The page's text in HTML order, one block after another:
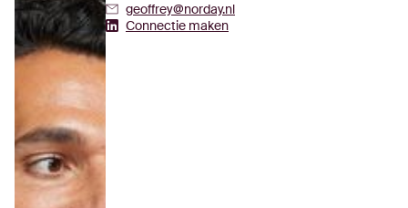
geoffrey@norday.nl
Connectie maken
Geoffrey Jansen's Linkedin